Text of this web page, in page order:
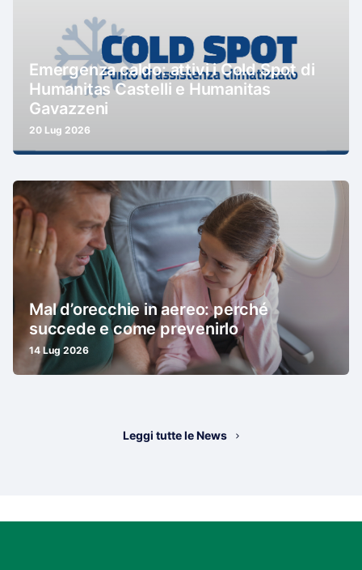
Emergenza caldo: attivi i Cold Spot di
Humanitas Castelli e Humanitas
Gavazzeni
20 Lug 2026
Mal d’orecchie in aereo: perché
succede e come prevenirlo
14 Lug 2026
Leggi tutte le News